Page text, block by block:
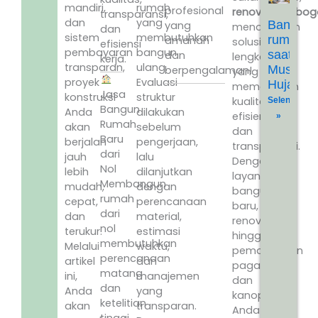
mandiri,
dan
sistem
pembayaran
transparan,
proyek
konstruksi
Anda
akan
berjalan
jauh
lebih
mudah,
cepat,
dan
terukur.
Melalui
artikel
ini,
Anda
akan
transparansi,
dan
efisiensi
kerja.
Jasa
Bangun
Rumah
Baru
dari
Nol
Membangun
rumah
dari
nol
membutuhkan
perencanaan
matang
dan
ketelitian
rumah
yang
membutuhkan
bangun
ulang.
Evaluasi
struktur
dilakukan
sebelum
pengerjaan,
lalu
dilanjutkan
dengan
perencanaan
material,
estimasi
waktu,
dan
manajemen
yang
transparan.
profesional
yang
amanah
dan
berpengalaman!
menawarkan
solusi
lengkap
yang
memadukan
kualitas,
efisiensi,
dan
transparansi.
Dengan
layanan
bangun
baru,
renovasi,
hingga
pemasangan
pagar
dan
kanopi,
Anda
Bangun
rumah
saat
Musim
Hujan
»